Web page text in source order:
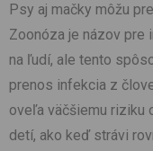
Psy aj mačky môžu
Zoonóza je názov
na ľudí, ale tento
prenos infekcia z
oveľa väčšiemu riziku
detí, ako keď strávi